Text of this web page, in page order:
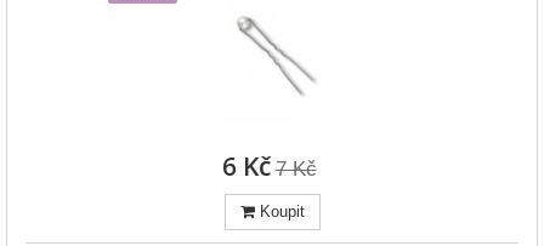
6 Kč 7 Kč
Koupit